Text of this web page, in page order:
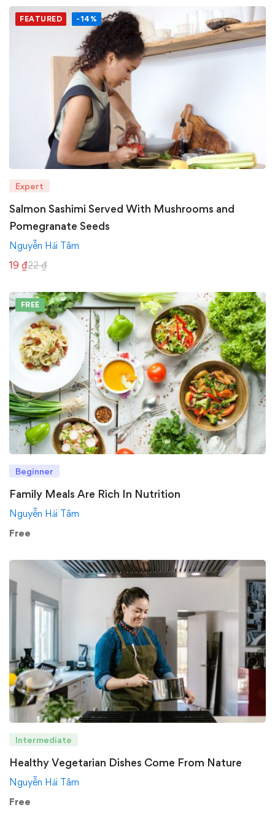
FEATURED -14%
Expert
Salmon Sashimi Served With Mushrooms and
Pomegranate Seeds
Nguyễn Hải Tâm
19 ₫22₫
FREE
Beginner
Family Meals Are Rich In Nutrition
Nguyễn Hải Tâm
Free
Intermediate
Healthy Vegetarian Dishes Come From Nature
Nguyễn Hải Tâm
Free